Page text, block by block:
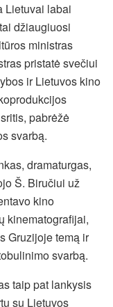
Lietuvai labai
džiaugiuosi
ministras
pristatė svečiui
ir Lietuvos kino
pabrėžė
svarbą.
dramaturgas,
Š. Biručiui už
kino
kinematografijai,
Gruzijoje temą ir
svarbą.
taip pat lankysis
su Lietuvos